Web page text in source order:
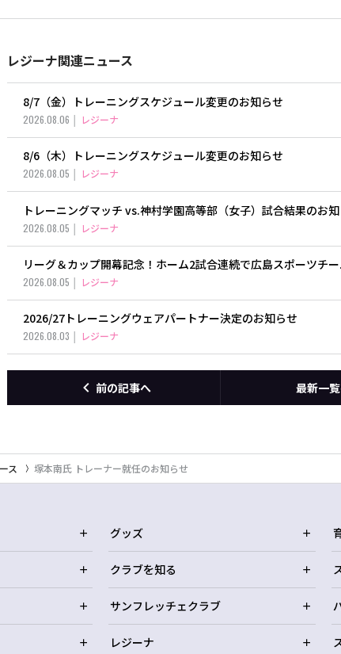
レジーナ関連ニュース
8/7（金）トレーニングスケジュール変更のお知らせ
2026.08.06 レジーナ
8/6（木）トレーニングスケジュール変更のお知らせ
2026.08.05 レジーナ
トレーニングマッチ vs.神村学園高等部（女子）試合結果のお
2026.08.05 レジーナ
リーグ＆カップ開幕記念！ホーム2試合連続で広島スポーツチー
2026.08.05 レジーナ
2026/27トレーニングウェアパートナー決定のお知らせ
2026.08.03 レジーナ
前の記事へ 最新一
ス 塚本南氏 トレーナー就任のお知らせ
グッズ
クラブを知る
サンフレッチェクラブ
レジーナ